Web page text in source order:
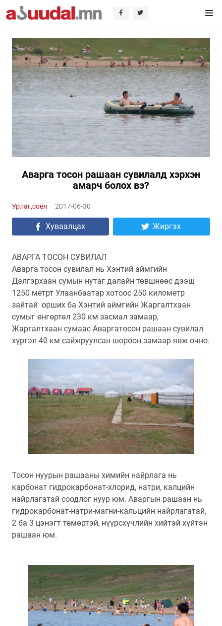
Аварга тосон рашаан сувилалд хэрхэн
амарч болох вэ?
Урлаг,соёл 2017-06-30
Хуваалцах Жиргэх
АВАРГА ТОСОН СУВИЛАЛ
Аварга тосон сувилал нь Хэнтий аймгийн
Дэлгэрхаан сумын нутаг далайн төвшнөөс дээш
1250 метрт Улаанбаатар хотоос 250 километр
зайтай орших ба Хэнтий аймгийн Жаргалтхаан
сумыг өнгөртөл 230 км засмал замаар,
Жаргалтхаан сумаас Аваргатосон рашаан сувилал
хүртэл 40 км сайжруулсан шороон замаар явж очно.
Тосон нуурын рашааны химийн найрлага нь
карбонат гидрокарбонат-хлорид, натри, калцийн
найрлагатай соодлог нуур юм. Аваргын рашаан нь
гидрокарбонат-натри-магни-кальцийн найрлагатай,
2 ба 3 цэнэгт төмөртэй, нүүрсхүчлийн хийтэй хүйтэн
рашаан юм.